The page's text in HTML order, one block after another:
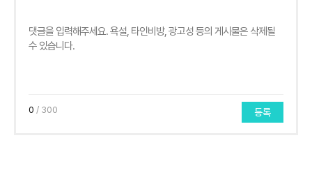
0 / 300 등록